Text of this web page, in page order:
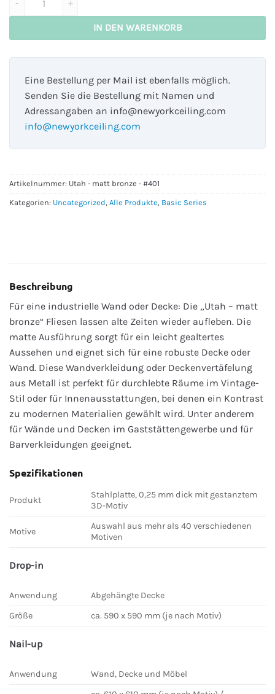
IN DEN WARENKORB
Eine Bestellung per Mail ist ebenfalls möglich.
Senden Sie die Bestellung mit Namen und
Adressangaben an info@newyorkceiling.com
info@newyorkceiling.com
Artikelnummer: Utah - matt bronze - #401
Kategorien: Uncategorized, Alle Produkte, Basic Series
Beschreibung
Für eine industrielle Wand oder Decke: Die „Utah – matt
bronze“ Fliesen lassen alte Zeiten wieder aufleben. Die
matte Ausführung sorgt für ein leicht gealtertes
Aussehen und eignet sich für eine robuste Decke oder
Wand. Diese Wandverkleidung oder Deckenvertäfelung
aus Metall ist perfekt für durchlebte Räume im Vintage-
Stil oder für Innenausstattungen, bei denen ein Kontrast
zu modernen Materialien gewählt wird. Unter anderem
für Wände und Decken im Gaststättengewerbe und für
Barverkleidungen geeignet.
Spezifikationen
Produkt
Stahlplatte, 0,25 mm dick mit gestanztem
3D-Motiv
Motive
Auswahl aus mehr als 40 verschiedenen
Motiven
Drop-in
Anwendung
Abgehängte Decke
Größe
ca. 590 x 590 mm (je nach Motiv)
Nail-up
Anwendung
Wand, Decke und Möbel